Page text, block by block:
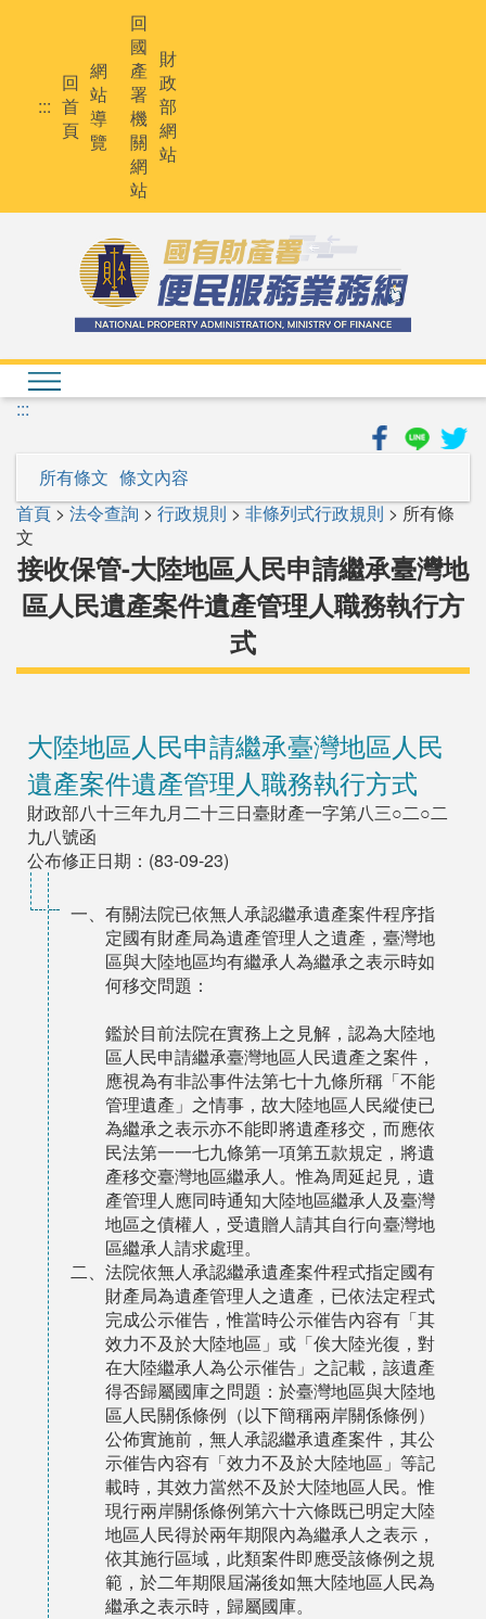
:::
回
首
頁
網
站
導
覽
回
國
產
署
機
關
網
站
財
政
部
網
站
:::
所有條文 條文內容
首頁 > 法令查詢 > 行政規則 > 非條列式行政規則 > 所有條
文
接收保管-大陸地區人民申請繼承臺灣地
區人民遺產案件遺產管理人職務執行方
式
大陸地區人民申請繼承臺灣地區人民
遺產案件遺產管理人職務執行方式
財政部八十三年九月二十三日臺財產一字第八三○二○二
九八號函
公布修正日期：(83-09-23)
一、有關法院已依無人承認繼承遺產案件程序指
定國有財產局為遺產管理人之遺產，臺灣地
區與大陸地區均有繼承人為繼承之表示時如
何移交問題：
鑑於目前法院在實務上之見解，認為大陸地
區人民申請繼承臺灣地區人民遺產之案件，
應視為有非訟事件法第七十九條所稱「不能
管理遺產」之情事，故大陸地區人民縱使已
為繼承之表示亦不能即將遺產移交，而應依
民法第一一七九條第一項第五款規定，將遺
產移交臺灣地區繼承人。惟為周延起見，遺
產管理人應同時通知大陸地區繼承人及臺灣
地區之債權人，受遺贈人請其自行向臺灣地
區繼承人請求處理。
二、法院依無人承認繼承遺產案件程式指定國有
財產局為遺產管理人之遺產，已依法定程式
完成公示催告，惟當時公示催告內容有「其
效力不及於大陸地區」或「俟大陸光復，對
在大陸繼承人為公示催告」之記載，該遺產
得否歸屬國庫之問題：於臺灣地區與大陸地
區人民關係條例（以下簡稱兩岸關係條例）
公佈實施前，無人承認繼承遺產案件，其公
示催告內容有「效力不及於大陸地區」等記
載時，其效力當然不及於大陸地區人民。惟
現行兩岸關係條例第六十六條既已明定大陸
地區人民得於兩年期限內為繼承人之表示，
依其施行區域，此類案件即應受該條例之規
範，於二年期限屆滿後如無大陸地區人民為
繼承之表示時，歸屬國庫。